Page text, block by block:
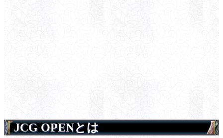
JCG OPENとは